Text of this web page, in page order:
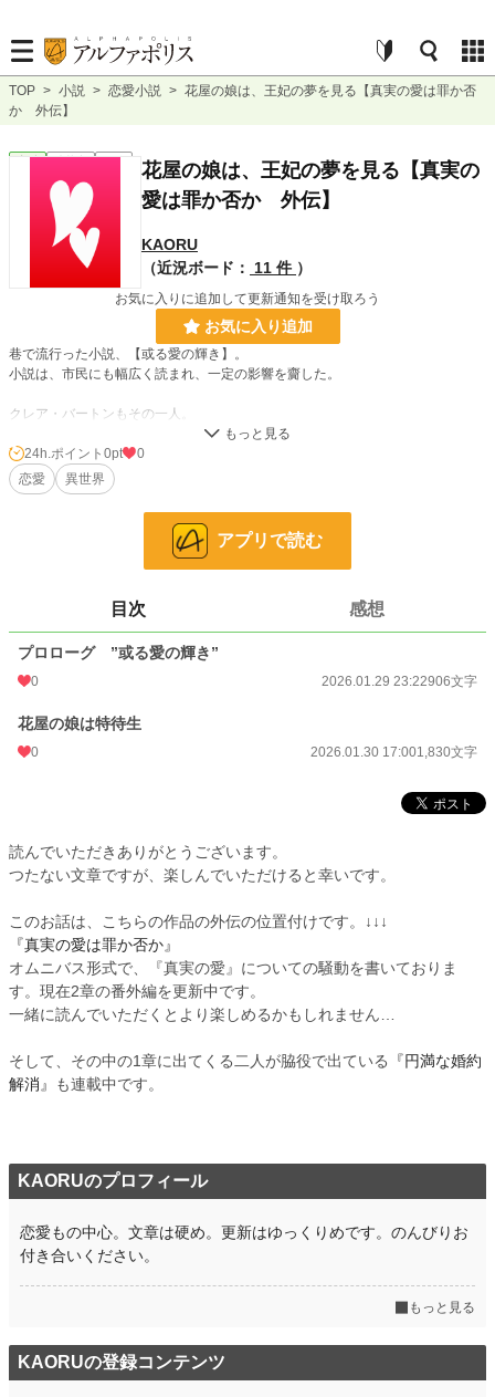
TOP > 小説 > 恋愛小説 > 花屋の娘は、王妃の夢を見る【真実の愛は罪か否
か 外伝】
恋愛 連載中 短編
花屋の娘は、王妃の夢を見る【真実の
愛は罪か否か 外伝】
KAORU
（近況ボード：
11 件 ）
お気に入りに追加して更新通知を受け取ろう
お気に入り追加
巷で流行った小説、【或る愛の輝き】。
小説は、市民にも幅広く読まれ、一定の影響を齎した。
クレア・バートンもその一人。
小説の主人公と同じく、花屋の娘として生まれたクレア。才気煥発で、好奇心も
旺盛。花屋で終わりたくないクレアは、貴族の子女が多く通う学園に特待生とし
て入学することになる。
【或る愛の輝き】の中で、花屋の娘は王太子に見初められ、最後には王妃となっ
それでも、夢を追う者は現れる。
そんな中、クレアは、【或る愛の輝き】には、モデルとなった人物がいることを
※このお話は、連載中の【真実の愛は罪か否か】の外伝です。前のシリーズを読
んでいなくても大丈夫です（多分）
たらごめんなさい。
※頭の中にあるものを言語化しています。神様ではないので、「創造」すること
はできません。
※小心者ゆえ、感想欄は閉じております。
※誤字脱字やつじつまの合わない部分は後からこっそり修正致します。
小説 228,702 位 / 228,702 件
恋愛 66,345 位 / 66,345 件
お気に入り 5
文字数 2,736
初回公開日時 2026.01.29 23:22
週間ポイント 0 pt (228,702 位)
年間ポイント 1,301 pt (77,864 位)
24h.ポイント 0pt
0
恋愛
異世界
アプリで読む
目次 感想
プロローグ ”或る愛の輝き”
0 2026.01.29 23:22906文字
花屋の娘は特待生
0 2026.01.30 17:001,830文字
読んでいただきありがとうございます。
つたない文章ですが、楽しんでいただけると幸いです。
このお話は、こちらの作品の外伝の位置付けです。↓↓↓
『真実の愛は罪か否か』
オムニバス形式で、『真実の愛』についての騒動を書いておりま
す。現在2章の番外編を更新中です。
一緒に読んでいただくとより楽しめるかもしれません…
そして、その中の1章に出てくる二人が脇役で出ている
『円満な婚約
解消』
も連載中です。
KAORUのプロフィール
恋愛もの中心。文章は硬め。更新はゆっくりめです。のんびりお
付き合いください。
もっと見る
KAORUの登録コンテンツ